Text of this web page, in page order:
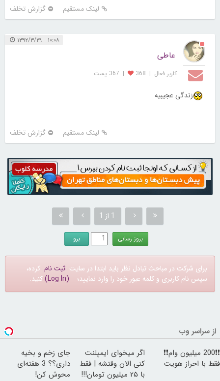
لینک مستقیم گزارش تخلف
۱۰:۰۸ ۱۳۹۲/۳/۲۹
عاطی
کاربر فعال |
368
| 367 پست
زندگی عجیبیه
لینک مستقیم گزارش تخلف
1 از 1
برای شرکت در مباحث تبادل نظر باید ابتدا در سایت ثبت نام کرده،
سپس نام کاربری و کلمه عبور خود را وارد نمایید؛ (Log In) کنید.
از سراسر وب
❗❗200 میلیون وام❗❗
فقط با احراز هویت
اگر میخوای ایمپلنت
کنی الان وقتشه | فقط
با ۲۵ میلیون تومان!!!
جای زخم و بخیه
داری؟؟ 3 هفته‌ای
محوش کن!